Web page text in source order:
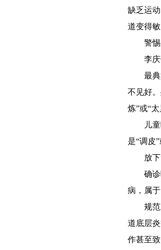
缺乏运
道变得敏
警惕身
李庆伟
最典型
不见好
炼”或“
儿童哮
是“调皮
放下“
确诊哮
病，属
规范用
道底层
作甚至致